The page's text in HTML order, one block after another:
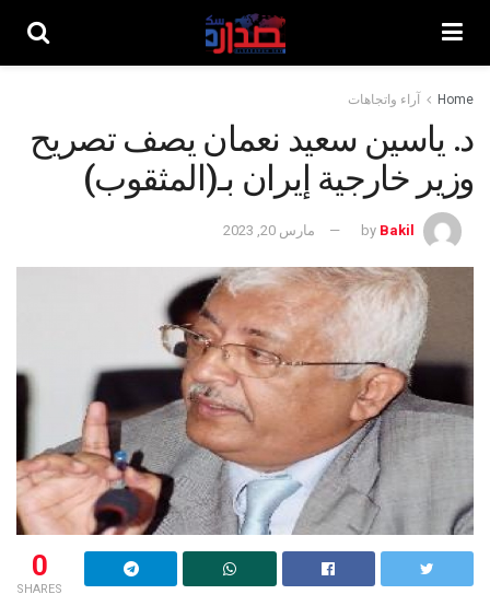
Home آراء واتجاهات
د. ياسين سعيد نعمان يصف تصريح
وزير خارجية إيران بـ(المثقوب)
by Bakil مارس 20, 2023
0
SHARES